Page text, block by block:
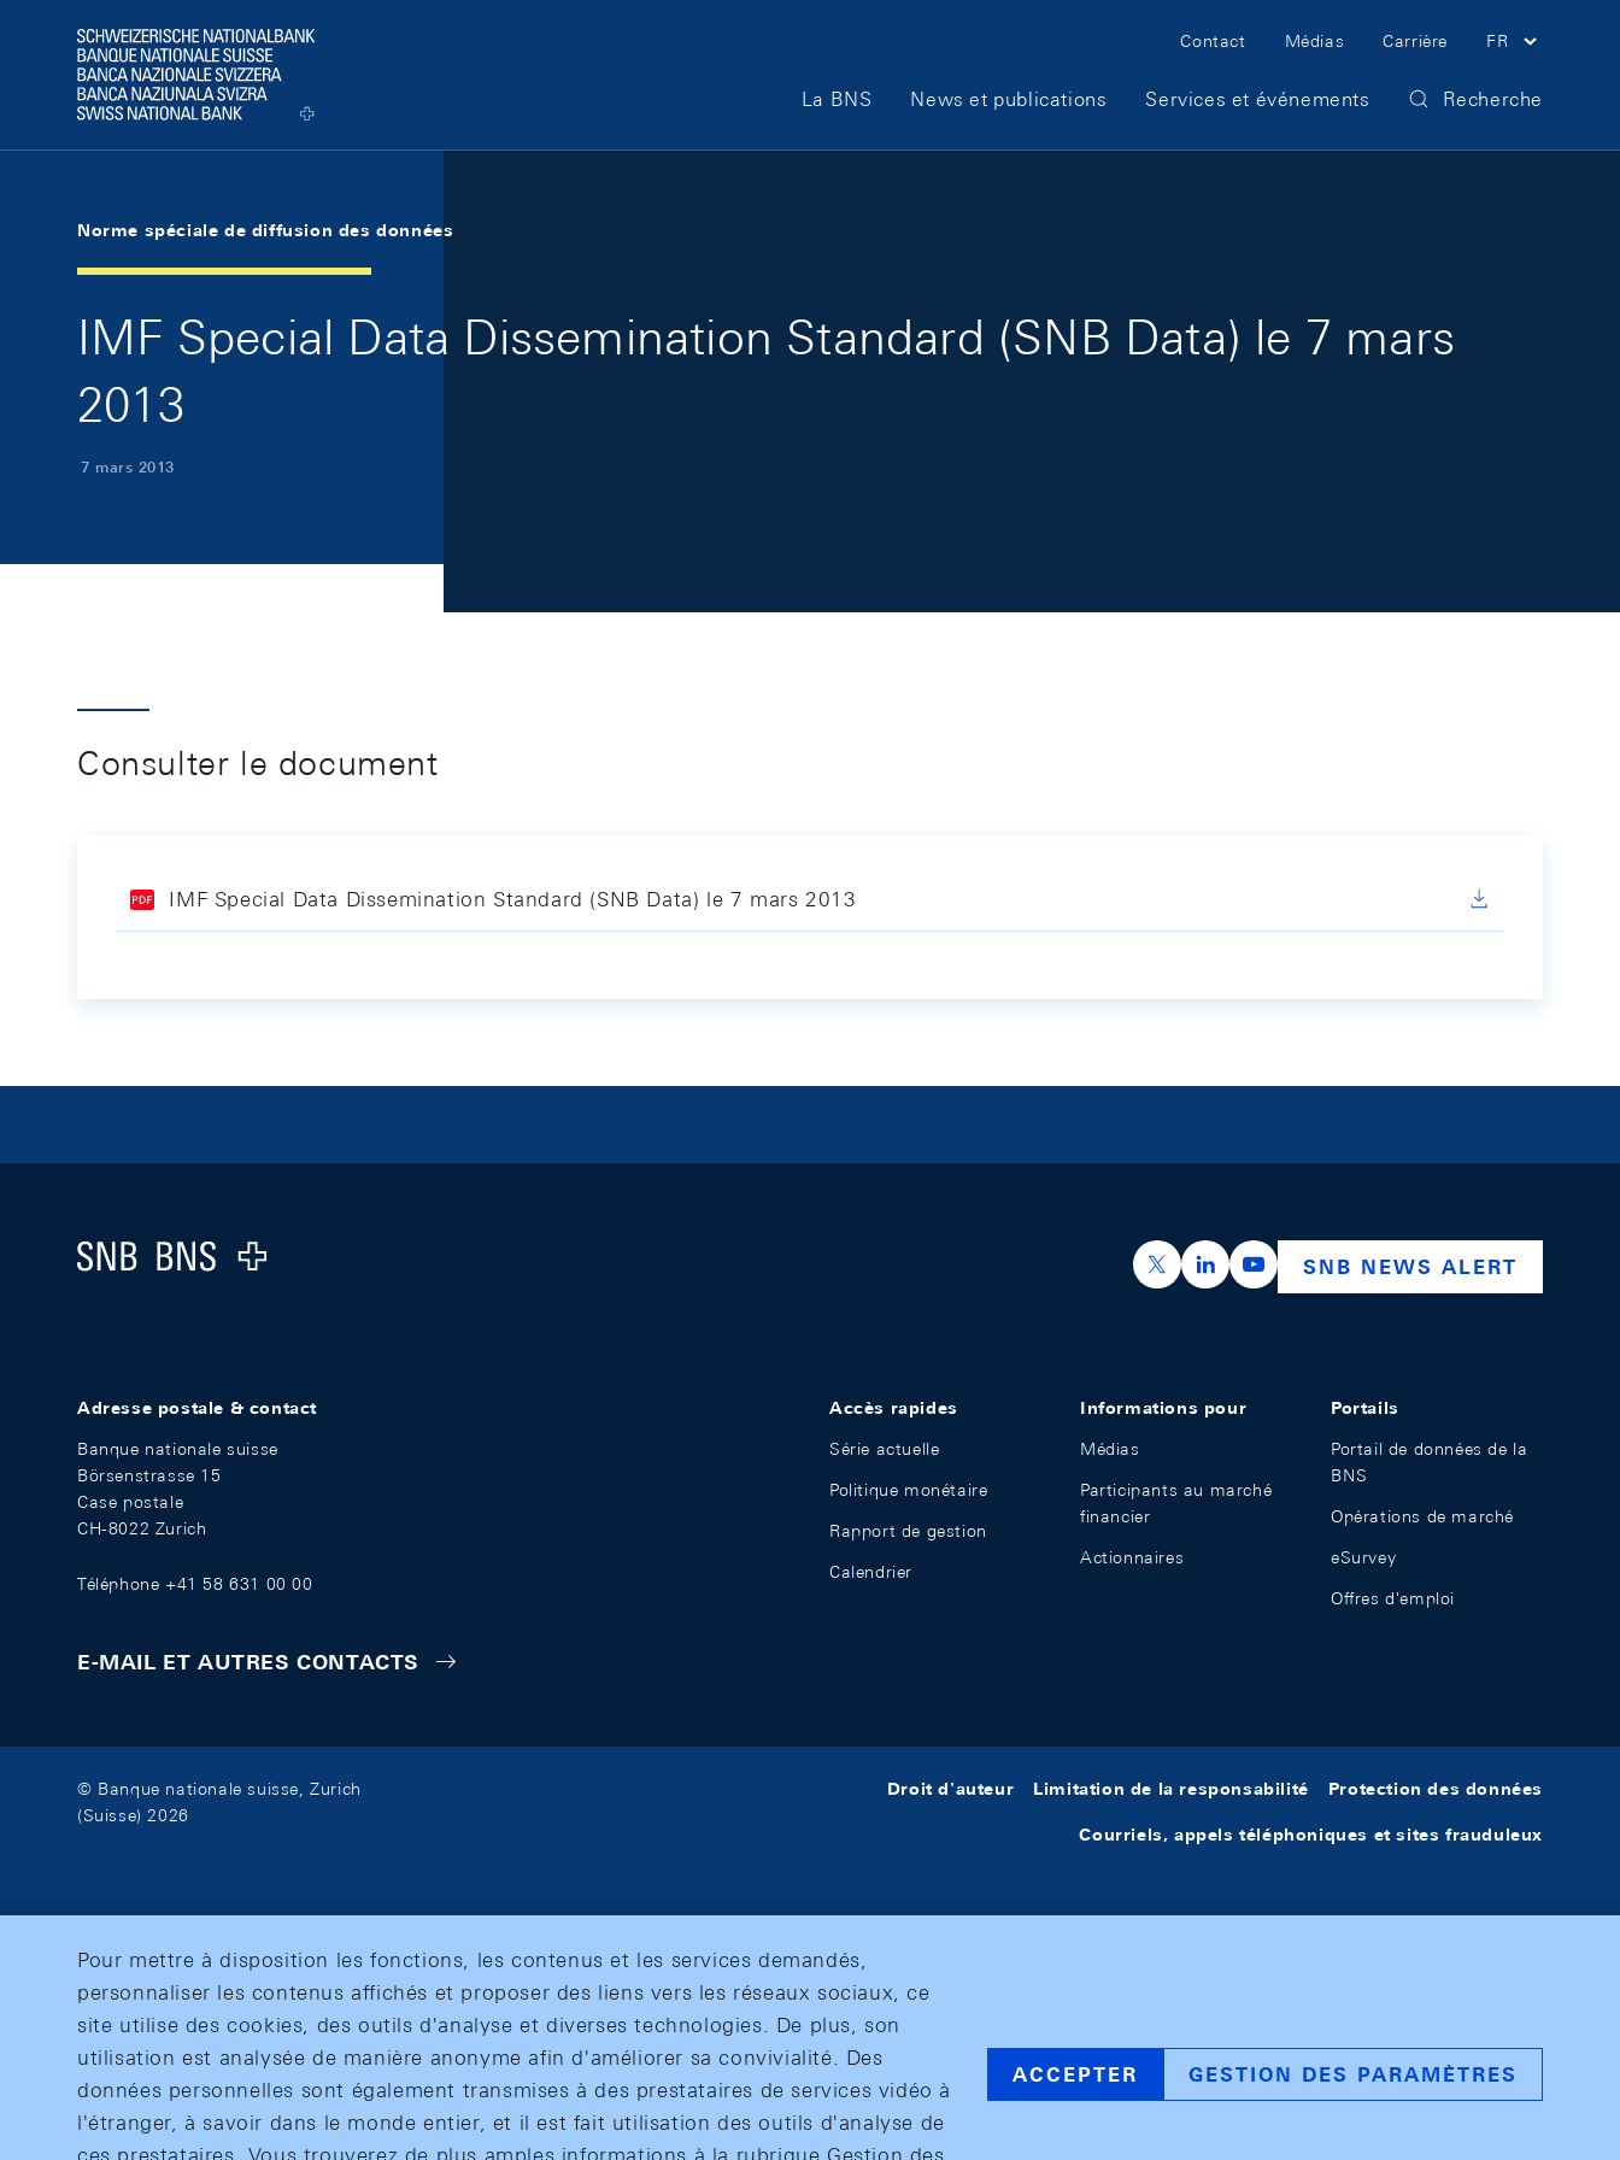
Logo
Meta Navigation
Contact Médias Carrière FR
Main Navigation
La BNS News et publications Services et événements Recherche
Norme spéciale de diffusion des données
IMF Special Data Dissemination Standard (SNB Data) le 7 mars
2013
7 mars 2013
Consulter le document
IMF Special Data Dissemination Standard (SNB Data) le 7 mars 2013
Logo
https://x.com/snb_bns
https://ch.linkedin.com/company/swiss-
https://www.youtube.com/
SNB NEWS ALERT
Adresse postale & contact
Banque nationale suisse
Börsenstrasse 15
Case postale
CH-8022 Zurich
Téléphone +41 58 631 00 00
E-MAIL ET AUTRES CONTACTS
Accès rapides
Série actuelle
Politique monétaire
Rapport de gestion
Calendrier
Informations pour
Médias
Participants au marché
financier
Actionnaires
Portails
Portail de données de la
BNS
Opérations de marché
eSurvey
Offres d'emploi
© Banque nationale suisse, Zurich
(Suisse) 2026
Droit d'auteur Limitation de la responsabilité Protection des données
Courriels, appels téléphoniques et sites frauduleux
Pour mettre à disposition les fonctions, les contenus et les services demandés,
personnaliser les contenus affichés et proposer des liens vers les réseaux sociaux, ce
site utilise des cookies, des outils d'analyse et diverses technologies. De plus, son
utilisation est analysée de manière anonyme afin d'améliorer sa convivialité. Des
données personnelles sont également transmises à des prestataires de services vidéo à
l'étranger, à savoir dans le monde entier, et il est fait utilisation des outils d'analyse de
ACCEPTER GESTION DES PARAMÈTRES